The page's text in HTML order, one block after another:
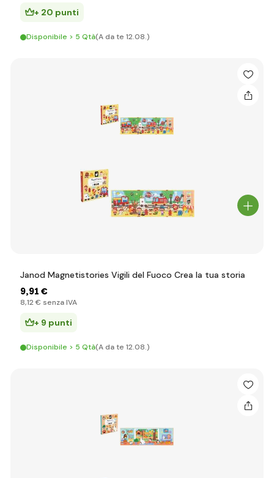
+ 20 punti
Disponibile > 5 Qtà(A da te 12.08.)
Janod Magnetistories Vigili del Fuoco Crea la tua storia
9,91 €
8,12 € senza IVA
+ 9 punti
Disponibile > 5 Qtà(A da te 12.08.)